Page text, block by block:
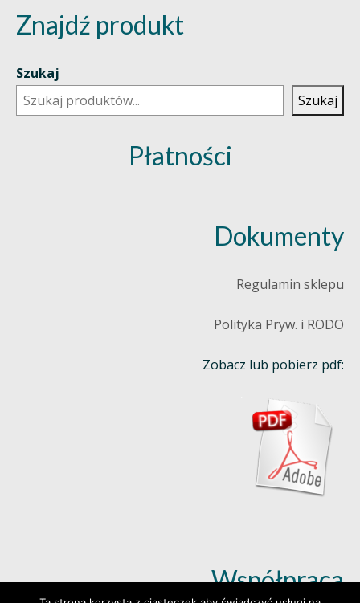
Znajdź produkt
Szukaj
Szukaj
Płatności
Dokumenty
Regulamin sklepu
Polityka Pryw. i RODO
Zobacz lub pobierz pdf:
Współpraca